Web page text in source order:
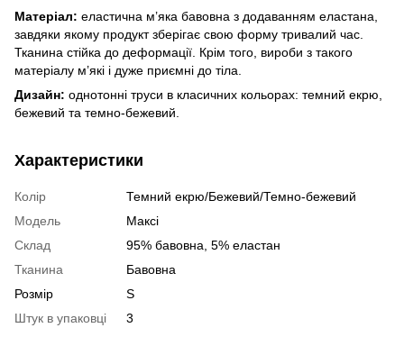
Матеріал: еластична м’яка бавовна з додаванням еластана,
завдяки якому продукт зберігає свою форму тривалий час.
Тканина стійка до деформації. Крім того, вироби з такого
матеріалу м’які і дуже приємні до тіла.
Дизайн: однотонні труси в класичних кольорах: темний екрю,
бежевий та темно-бежевий.
Характеристики
Колір
Темний екрю/Бежевий/Темно-бежевий
Модель
Максі
Склад
95% бавовна, 5% еластан
Тканина
Бавовна
Розмір
S
Штук в упаковці
3